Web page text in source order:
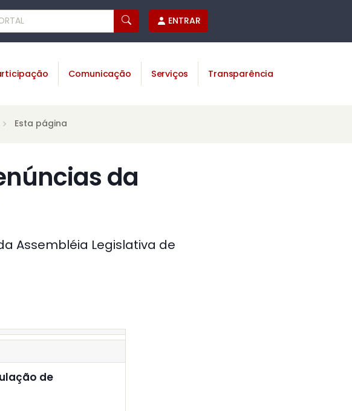
ENTRAR
Comunicação Serviços Transparência
Esta página
da
Assembléia Legislativa de
de